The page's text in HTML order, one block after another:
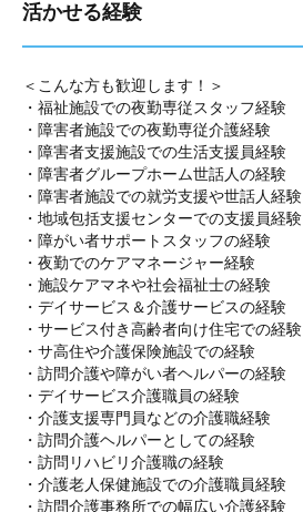
活かせる経験
＜こんな方も歓迎します！＞
・福祉施設での夜勤専従スタッフ経験
・障害者施設での夜勤専従介護経験
・障害者支援施設での生活支援員経験
・障害者グループホーム世話人の経験
・障害者施設での就労支援や世話人経験
・地域包括支援センターでの支援員経験
・障がい者サポートスタッフの経験
・夜勤でのケアマネージャー経験
・施設ケアマネや社会福祉士の経験
・デイサービス＆介護サービスの経験
・サービス付き高齢者向け住宅での経験
・サ高住や介護保険施設での経験
・訪問介護や障がい者ヘルパーの経験
・デイサービス介護職員の経験
・介護支援専門員などの介護職経験
・訪問介護ヘルパーとしての経験
・訪問リハビリ介護職の経験
・介護老人保健施設での介護職員経験
・訪問介護事務所での幅広い介護経験